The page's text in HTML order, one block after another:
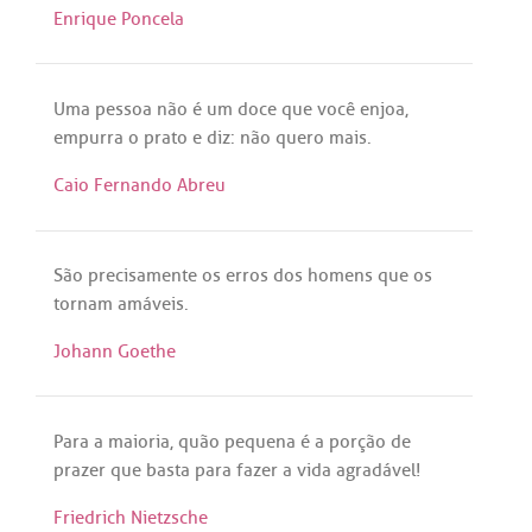
Enrique Poncela
Uma pessoa não é um doce que você enjoa,
empurra o prato e diz: não quero mais.
Caio Fernando Abreu
São precisamente os erros dos homens que os
tornam amáveis.
Johann Goethe
Para a maioria, quão pequena é a porção de
prazer que basta para fazer a vida agradável!
Friedrich Nietzsche